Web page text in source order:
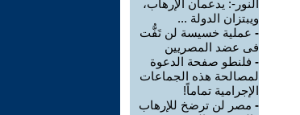
النور-: يدعمان الإرهاب،
ويبتزان الدولة ...
- عملية خسيسة لن تَفُّت
فى عضد المصريين
- فلنطو صفحة الدعوة
لمصالحة هذه الجماعات
الإجرامية تماماً!
- مصر لن ترضخ للإرهاب